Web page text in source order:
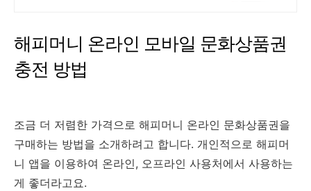
해피머니 온라인 모바일 문화상품권
충전 방법
조금 더 저렴한 가격으로 해피머니 온라인 문화상품권을
구매하는 방법을 소개하려고 합니다. 개인적으로 해피머
니 앱을 이용하여 온라인, 오프라인 사용처에서 사용하는
게 좋더라고요.